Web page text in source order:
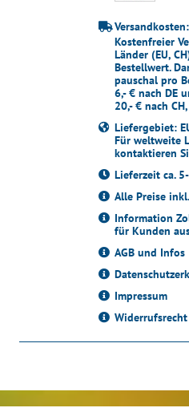
Versandkosten:
Kostenfreier
Länder (EU,
Bestellwert.
pauschal pro
6,- € nach DE
20,- € nach
Liefergebiet:
Für weltweite
kontaktieren
Lieferzeit ca.
Alle Preise
Information
für Kunden
AGB und Infos
Impressum
Widerrufsrecht